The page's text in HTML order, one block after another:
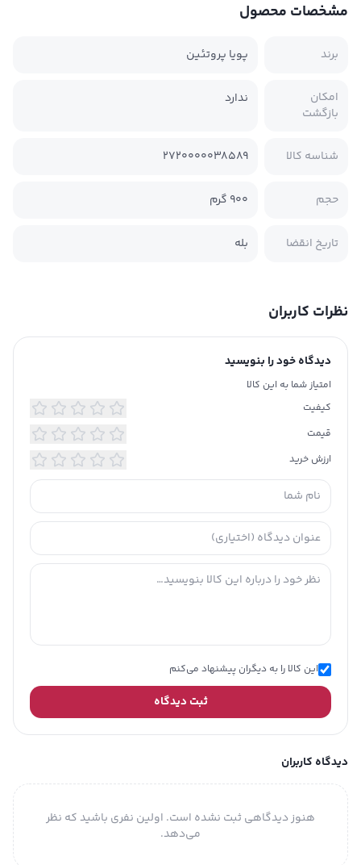
مشخصات محصول
برند پویا پروتئین
امکان
بازگشت
ندارد
شناسه کالا 2720000038589
حجم ‫900 گرم‬
تاریخ انقضا بله
نظرات کاربران
دیدگاه خود را بنویسید
امتیاز شما به این کالا
کیفیت
قیمت
ارزش خرید
این کالا را به دیگران پیشنهاد می‌کنم
ثبت دیدگاه
دیدگاه کاربران
هنوز دیدگاهی ثبت نشده است. اولین نفری باشید که نظر
می‌دهد.